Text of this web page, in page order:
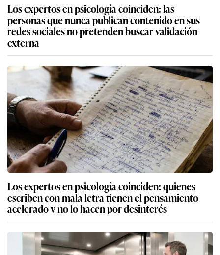
Los expertos en psicología coinciden: las
personas que nunca publican contenido en sus
redes sociales no pretenden buscar validación
externa
Los expertos en psicología coinciden: quienes
escriben con mala letra tienen el pensamiento
acelerado y no lo hacen por desinterés